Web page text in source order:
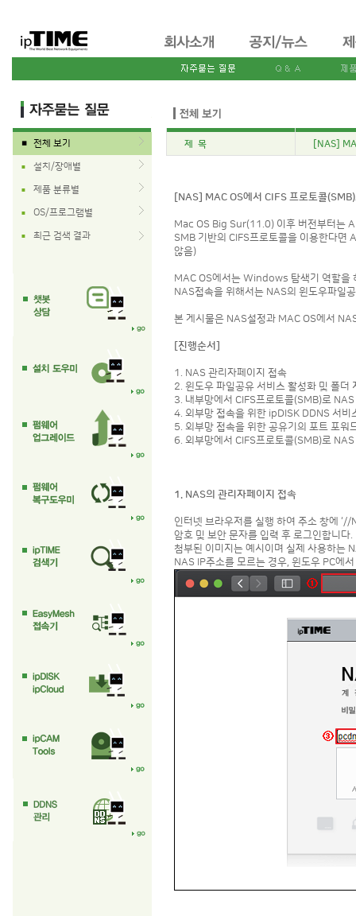
■ 전체 보기
■ 설치/장애별
■ 제품 분류별
■ OS/프로그램별
■ 최근 검색 결과
제 목 [NAS]
[NAS] MAC OS에서 CIFS 프로토콜
Mac OS Big Sur(11.0) 이후 버전부터는
SMB 기반의 CIFS프로토콜을 이용한다면
않음)
MAC OS에서는 Windows 탐색기 역할을
NAS접속을 위해서는 NAS의 윈도우파일
본 게시물은 NAS설정과 MAC OS에서
[진행순서]
1. NAS 관리자페이지 접속
2. 윈도우 파일공유 서비스 활성화 및 폴더
3. 내부망에서 CIFS프로토콜(SMB)로
4. 외부망 접속을 위한 ipDISK DDNS 서비
5. 외부망 접속을 위한 공유기의 포트 포워
6. 외부망에서 CIFS프로토콜(SMB)로
1. NAS의 관리자페이지 접속
인터넷 브라우저를 실행 하여 주소 창에
암호 및 보안 문자를 입력 후 로그인합니다.
첨부된 이미지는 예시이며 실제 사용하는
NAS IP주소를 모르는 경우, 윈도우 PC에